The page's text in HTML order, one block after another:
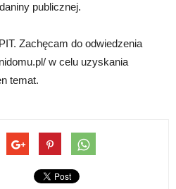
publicznej.
Zachęcam do odwiedzenia
w celu uzyskania
temat.